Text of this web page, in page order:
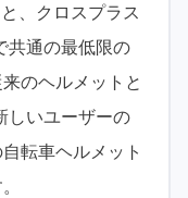
、クロスプラス
共通の最低限の
のヘルメットと
しいユーザーの
転車ヘルメット